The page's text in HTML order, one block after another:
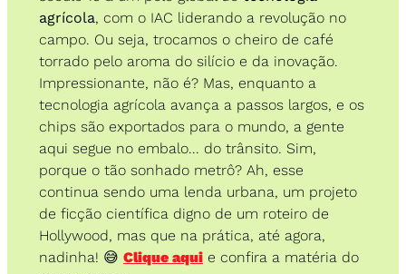
agrícola, com o IAC liderando a revolução no
campo. Ou seja, trocamos o cheiro de café
torrado pelo aroma do silício e da inovação.
Impressionante, não é? Mas, enquanto a
tecnologia agrícola avança a passos largos, e os
chips são exportados para o mundo, a gente
aqui segue no embalo... do trânsito. Sim,
porque o tão sonhado metrô? Ah, esse
continua sendo uma lenda urbana, um projeto
de ficção científica digno de um roteiro de
Hollywood, mas que na prática, até agora,
nadinha! 😅 Clique aqui e confira a matéria do